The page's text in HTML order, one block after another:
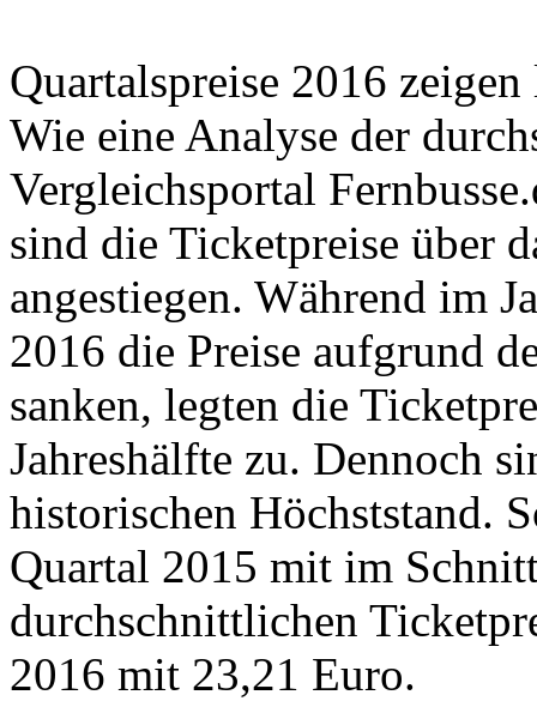
Quartalspreise 2016
Wie eine Analyse der
Vergleichsportal
sind die Ticketpreise über
angestiegen. Während im
2016 die Preise aufgrund
sanken, legten die
Jahreshälfte zu. Dennoch
historischen Höchststand.
Quartal 2015 mit im
durchschnittlichen
2016 mit 23,21 Euro.